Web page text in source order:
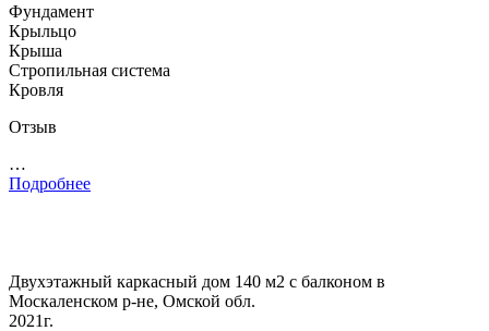
Фундамент
Крыльцо
Крыша
Стропильная система
Кровля
Отзыв
…
Подробнее
Двухэтажный каркасный дом 140 м2 с балконом в
Москаленском р-не, Омской обл.
2021г.